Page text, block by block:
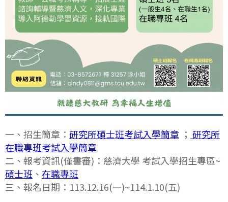
一、招生簡章： 研究所碩士班考試入學簡章 ； 研究所
在職專班考試入學簡章
二、報考資訊(僅書審)：慈濟大學 考試入學招生專區~
碩士班 、 在職專班
三、報名日期：113.12.16(一)~114.1.10(五)